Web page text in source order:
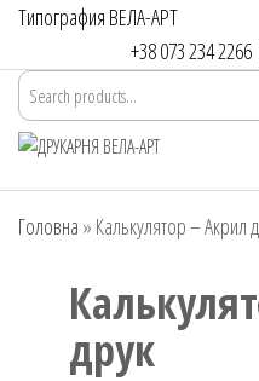
Перейти
контенту
Типография ВЕЛА-АРТ
+38 073 234 2266
друк.
Головна » Калькулятор – Акрил
друк